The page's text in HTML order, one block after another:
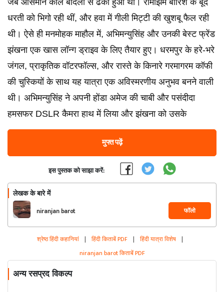
जब आसमान काले बादलों से ढका हुआ था। रीमझिम बारिश के बूँदें
धरती को भिगो रही थीं, और हवा में गीली मिट्टी की खुशबू फैल रही
थी। ऐसे ही मनमोहक माहौल में, अभिमन्युसिंह और उनकी बेस्ट फ्रेंड
झंखना एक खास लॉन्ग ड्राइव के लिए तैयार हुए। धरमपुर के हरे-भरे
जंगल, प्राकृतिक वॉटरफॉल्स, और रास्ते के किनारे गरमागरम कॉफी
की चुस्कियों के साथ यह यात्रा एक अविस्मरणीय अनुभव बनने वाली
थी। अभिमन्युसिंह ने अपनी होंडा अमेज की चाबी और पसंदीदा
हमसफर DSLR कैमरा हाथ में लिया और झंखना को उसके
मुफ्त पढ़ें
इस पुस्तक को साझा करें:
लेखक के बारे में
niranjan barot फॉलो
श्रेष्ठ हिंदी कहानियां | हिंदी किताबें PDF | हिंदी यात्रा विशेष |
niranjan barot किताबें PDF
अन्य रसप्रद विकल्प